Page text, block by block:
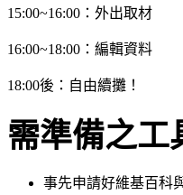
15:00~16:00：外出取材
16:00~18:00：編輯資料
18:00後：自由續攤！
需準備之工
事先申請好維基百科